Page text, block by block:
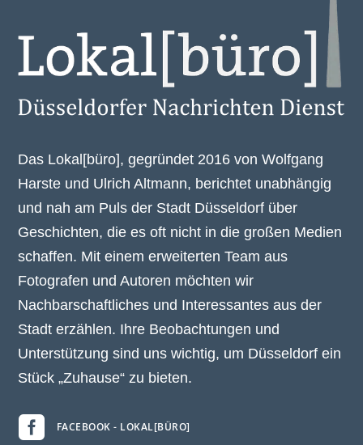
Das Lokal[büro], gegründet 2016 von Wolfgang
Harste und Ulrich Altmann, berichtet unabhängig
und nah am Puls der Stadt Düsseldorf über
Geschichten, die es oft nicht in die großen Medien
schaffen. Mit einem erweiterten Team aus
Fotografen und Autoren möchten wir
Nachbarschaftliches und Interessantes aus der
Stadt erzählen. Ihre Beobachtungen und
Unterstützung sind uns wichtig, um Düsseldorf ein
Stück „Zuhause“ zu bieten.
 FACEBOOK - LOKAL[BÜRO]